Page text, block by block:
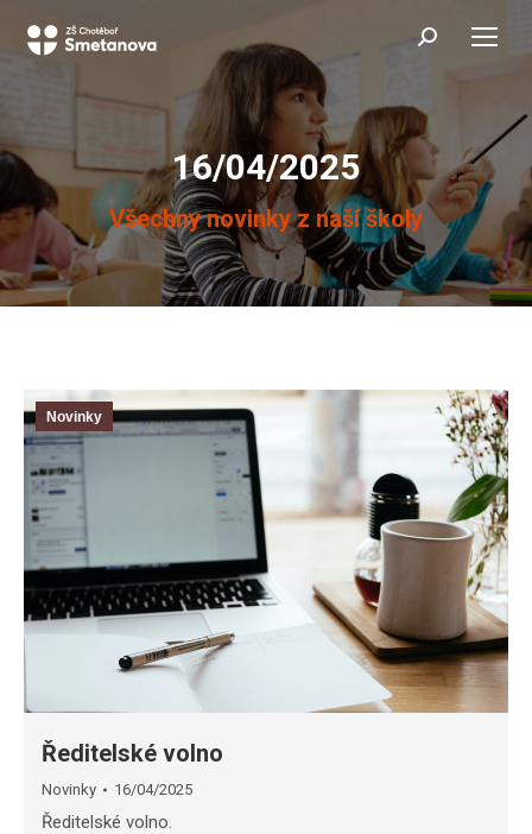
Search:
16/04/2025
Všechny novinky z naší školy
You are here:
Novinky
Ředitelské volno
Novinky 16/04/2025
Ředitelské volno.